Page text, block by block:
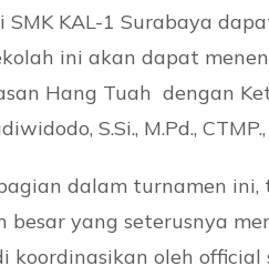
KAL-1 Surabaya
ini akan dapat
Hang Tuah dengan
S.Si., M.Pd., CTMP.,
dalam turnamen ini,
yang seterusnya
oleh